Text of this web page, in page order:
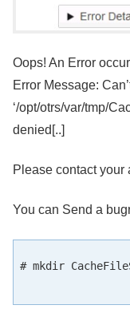
Oops! An Error
Error Message:
‘/opt/otrs/var/tmp/
denied[..]
Please contact your
You can Send a
# mkdir